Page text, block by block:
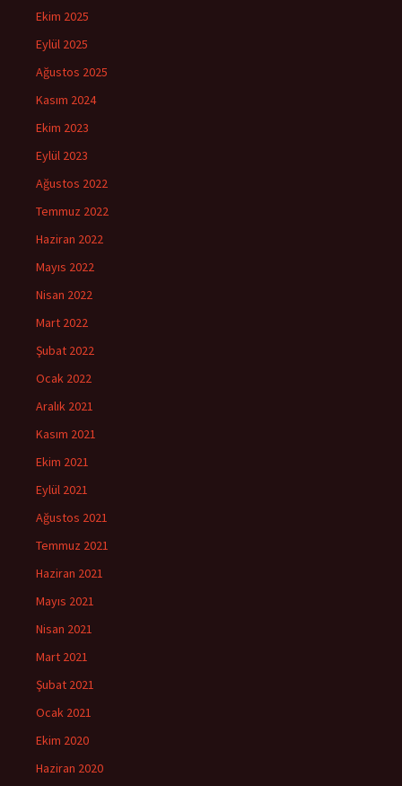
Ekim 2025
Eylül 2025
Ağustos 2025
Kasım 2024
Ekim 2023
Eylül 2023
Ağustos 2022
Temmuz 2022
Haziran 2022
Mayıs 2022
Nisan 2022
Mart 2022
Şubat 2022
Ocak 2022
Aralık 2021
Kasım 2021
Ekim 2021
Eylül 2021
Ağustos 2021
Temmuz 2021
Haziran 2021
Mayıs 2021
Nisan 2021
Mart 2021
Şubat 2021
Ocak 2021
Ekim 2020
Haziran 2020